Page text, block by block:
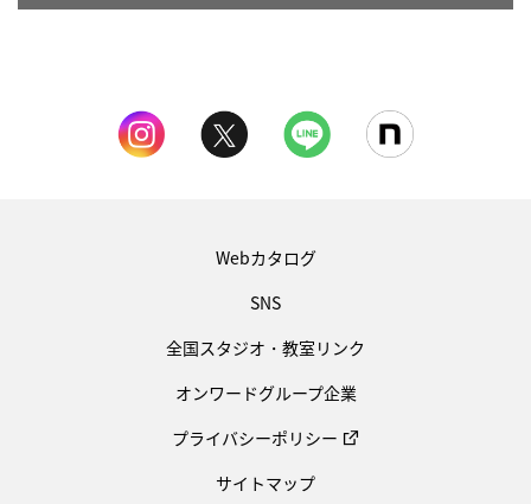
Webカタログ
SNS
全国スタジオ・教室リンク
オンワードグループ企業
プライバシーポリシー
サイトマップ